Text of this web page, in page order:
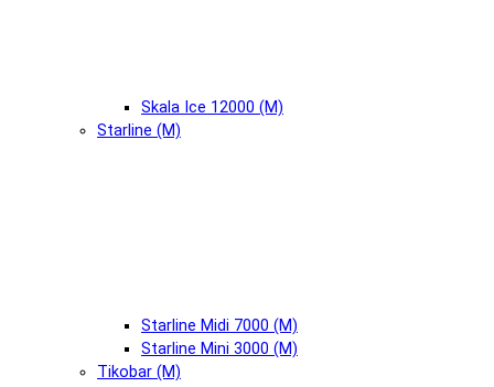
Skala Ice 12000 (М)
Starline (М)
Starline Midi 7000 (М)
Starline Mini 3000 (М)
Tikobar (М)